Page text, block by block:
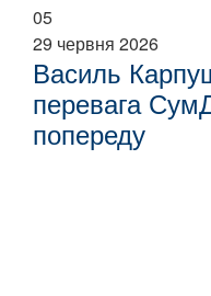
05
29 червня 2026
Василь
перевага
попереду